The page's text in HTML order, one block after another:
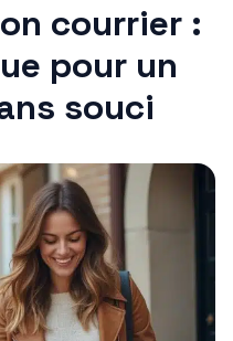
courrier :
pour un
souci